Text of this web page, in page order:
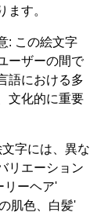
ます。
: この絵文字
ーザーの間で
語における多
文化的に重要
字には、異な
リエーション
リーヘア'
肌色、白髪'